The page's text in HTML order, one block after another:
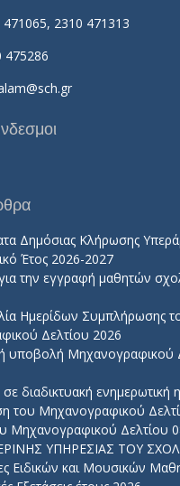
2310 471313
475286
Δημόσιας Κλήρωσης
Έτος 2026-2027
την εγγραφή μαθητών
Ημερίδων Συμπλήρωσης
Δελτίου 2026
υποβολή Μηχανογραφικού
διαδικτυακή ενημερωτική
του Μηχανογραφικού
Μηχανογραφικού Δελτίου
ΥΠΗΡΕΣΙΑΣ ΤΟΥ
Ειδικών και Μουσικών